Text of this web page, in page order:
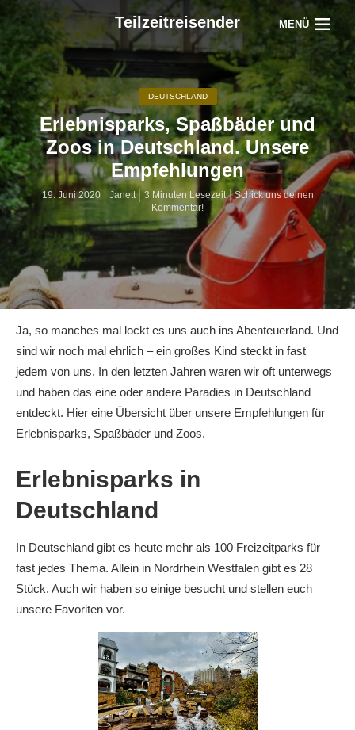
Teilzeitreisender MENÜ
DEUTSCHLAND
Erlebnisparks, Spaßbäder und
Zoos in Deutschland. Unsere
Empfehlungen
19. Juni 2020 Janett 3 Minuten Lesezeit
Schick uns deinen
Kommentar!
Ja, so manches mal lockt es uns auch ins Abenteuerland. Und
sind wir noch mal ehrlich – ein großes Kind steckt in fast
jedem von uns. In den letzten Jahren waren wir oft unterwegs
und haben das eine oder andere Paradies in Deutschland
entdeckt. Hier eine Übersicht über unsere Empfehlungen für
Erlebnisparks, Spaßbäder und Zoos.
Erlebnisparks in
Deutschland
In Deutschland gibt es heute mehr als 100 Freizeitparks für
fast jedes Thema. Allein in Nordrhein Westfalen gibt es 28
Stück. Auch wir haben so einige besucht und stellen euch
unsere Favoriten vor.